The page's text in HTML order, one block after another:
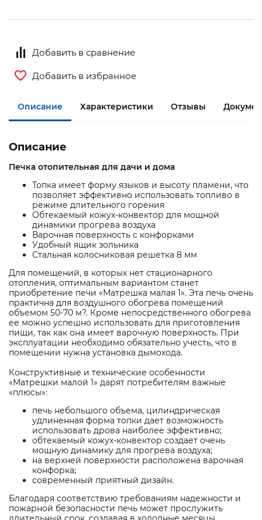
Добавить в сравнение
Добавить в избранное
Описание Характеристики Отзывы
Описание
Печка отопительная для дачи и дома
Топка имеет форму языков и высоту пламени, что
позволяет эффективно использовать топливо в
режиме длительного горения
Обтекаемый кожух-конвектор для мощной
динамики прогрева воздуха
Варочная поверхность с конфорками
Удобный ящик зольника
Стальная колосниковая решетка 8 мм
Для помещений, в которых нет стационарного
отопления, оптимальным вариантом станет
приобретение печи «Матрешка малая 1». Эта печь очень
практична для воздушного обогрева помещений
объемом 50-70 м?. Кроме непосредственного обогрева
ее можно успешно использовать для приготовления
пищи, так как она имеет варочную поверхность. При
эксплуатации необходимо обязательно учесть, что в
помещении нужна установка дымохода.
Конструктивные и технические особенности
«Матрешки малой 1» дарят потребителям важные
«плюсы»:
печь небольшого объема, цилиндрическая
удлиненная форма топки дает возможность
использовать дрова наиболее эффективно;
обтекаемый кожух-конвектор создает очень
мощную динамику для прогрева воздуха;
на верхней поверхности расположена варочная
конфорка;
современный приятный дизайн.
Благодаря соответствию требованиям надежности и
пожарной безопасности печь может прослужить